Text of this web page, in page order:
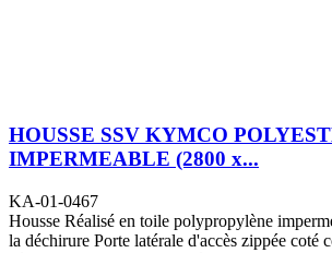
HOUSSE SSV KYMCO
IMPERMEABLE (2800 x...
KA-01-0467
Housse Réalisé en toile polypropylène
la déchirure Porte latérale d'accès zippée coté